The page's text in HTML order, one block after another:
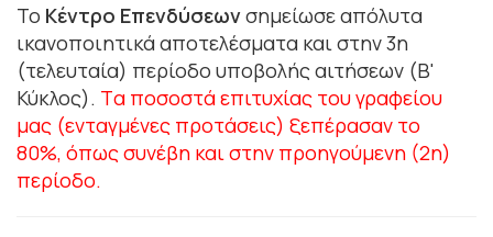
Το Κέντρο Επενδύσεωνσημείωσε απόλυτα
ικανοποιητικά αποτελέσματα και στην 3η
(τελευταία) περίοδο υποβολής αιτήσεων (Β'
Κύκλος). Tα ποσοστά επιτυχίας του γραφείου
μας (ενταγμένες προτάσεις) ξεπέρασαν το
80%, όπως συνέβη και στην προηγούμενη (2η)
περίοδο.